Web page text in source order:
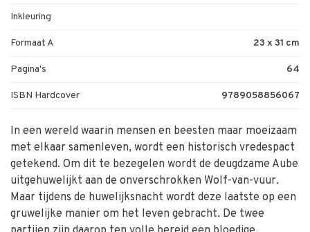
Inkleuring
Formaat A 23 x 31 cm
Pagina's 64
ISBN Hardcover 9789058856067
In een wereld waarin mensen en beesten maar moeizaam
met elkaar samenleven, wordt een historisch vredespact
getekend. Om dit te bezegelen wordt de deugdzame Aube
uitgehuwelijkt aan de onverschrokken Wolf-van-vuur.
Maar tijdens de huwelijksnacht wordt deze laatste op een
gruwelijke manier om het leven gebracht. De twee